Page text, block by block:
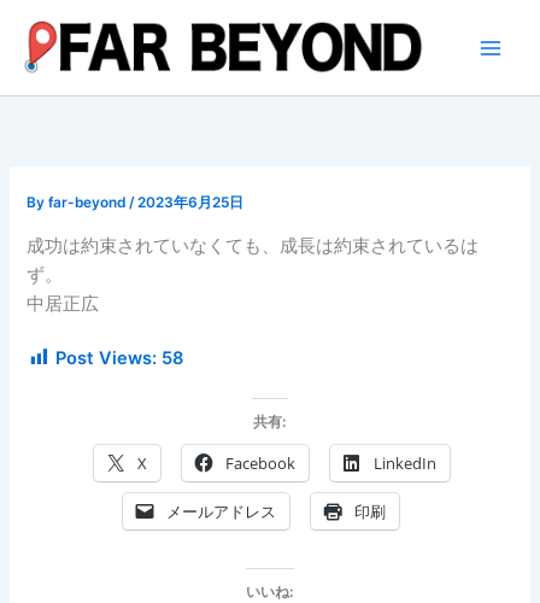
ス
Byfar-beyond/2023年6月25日
成功は約束されていなくても、成長は約束されているは
ず。
中居正広
Post Views: 58
共有:
X Facebook LinkedIn
メールアドレス 印刷
いいね: